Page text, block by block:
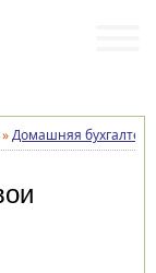
»Домашняя